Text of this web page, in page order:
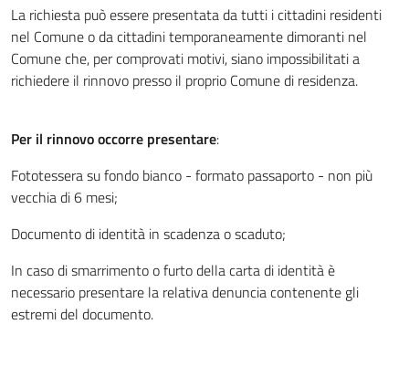
La richiesta può essere presentata da tutti i cittadini residenti
nel Comune o da cittadini temporaneamente dimoranti nel
Comune che, per comprovati motivi, siano impossibilitati a
richiedere il rinnovo presso il proprio Comune di residenza.
Per il rinnovo occorre presentare:
Fototessera su fondo bianco - formato passaporto - non più
vecchia di 6 mesi;
Documento di identità in scadenza o scaduto;
In caso di smarrimento o furto della carta di identità è
necessario presentare la relativa denuncia contenente gli
estremi del documento.